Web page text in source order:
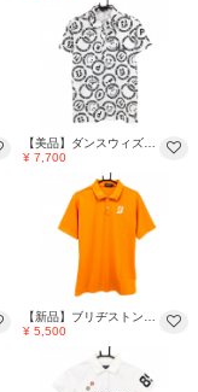
【美品】ダンスウィズドラゴン 半袖ポロシャツ 白×黒 総柄 メンズ 2(M) ゴルフウェア Dance With Dragon
¥ 7,700
【新品】ブリヂストン 半袖ポロシャツ オレンジ ロゴ白 吸汗速乾 UVカット メンズ L ゴルフウェア Bridgestone
¥ 5,500